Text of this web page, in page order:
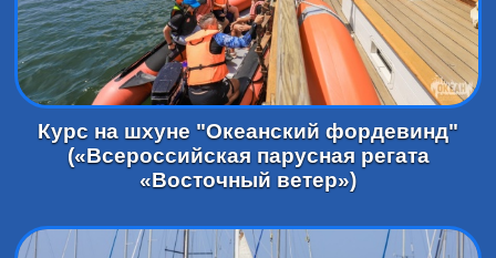
Курс на шхуне "Океанский фордевинд"
(«Всероссийская парусная регата
«Восточный ветер»)